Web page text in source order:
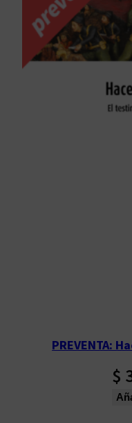
PREVENTA:
$